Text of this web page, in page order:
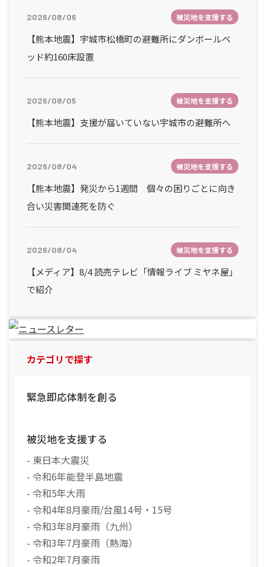
2026/08/06 被災地を支援する
【熊本地震】宇城市松橋町の避難所にダンボールベ
ッド約160床設置
2026/08/05 被災地を支援する
【熊本地震】支援が届いていない宇城市の避難所へ
2026/08/04 被災地を支援する
【熊本地震】発災から1週間 個々の困りごとに向き
合い災害関連死を防ぐ
2026/08/04 被災地を支援する
【メディア】8/4 読売テレビ「情報ライブ ミヤネ屋」
で紹介
カテゴリで探す
緊急即応体制を創る
被災地を支援する
- 東日本大震災
- 令和6年能登半島地震
- 令和5年大雨
- 令和4年8月豪雨/台風14号・15号
- 令和3年8月豪雨（九州）
- 令和3年7月豪雨（熱海）
- 令和2年7月豪雨